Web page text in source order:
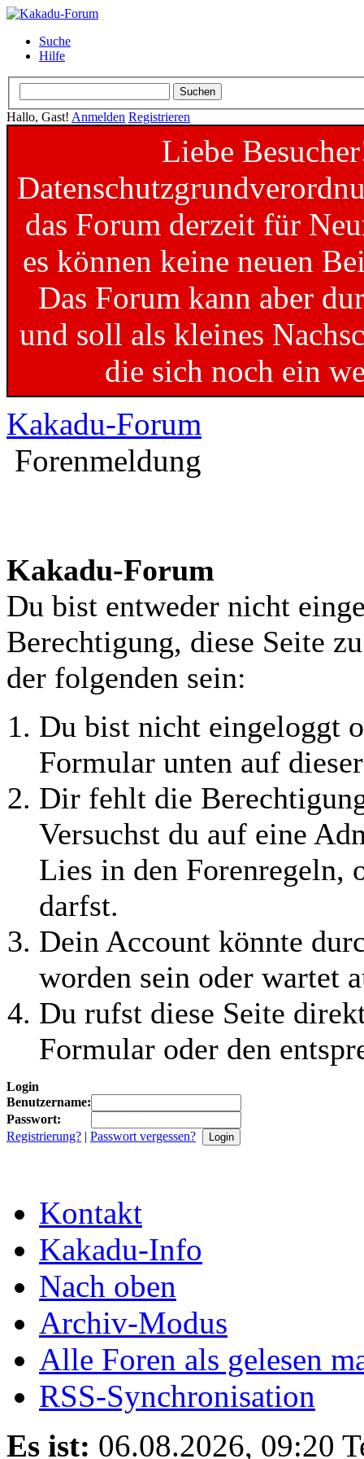
Suche
Hilfe
Hallo, Gast! Anmelden Registrieren
Liebe
das Forum derzeit für
es können keine neuen
Das Forum kann aber
und soll als kleines
die sich noch ein
Kakadu-Forum
Forenmeldung
Kakadu-Forum
Du bist entweder nicht
Berechtigung, diese Seite
der folgenden sein:
Du bist nicht eingeloggt
Formular unten auf
Dir fehlt die
Versuchst du auf eine
Lies in den Forenregeln,
darfst.
Dein Account könnte
worden sein oder wartet
Du rufst diese Seite
Formular oder den
Login
Benutzername:
Passwort:
Registrierung? | Passwort vergessen?
Kontakt
Kakadu-Info
Nach oben
Archiv-Modus
Alle Foren als gelesen
RSS-Synchronisation
Es ist: 06.08.2026, 09:20